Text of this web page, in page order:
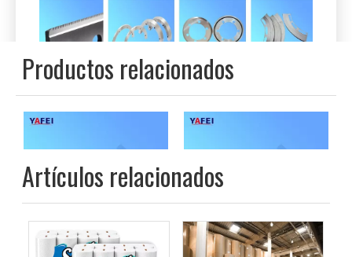
2. Cuchillos y accesorios para la
industria de conversión de tejidos.
de cuchillas de puntuación, cizallamiento y
cortadoras para satisfacer las necesidades del papel,